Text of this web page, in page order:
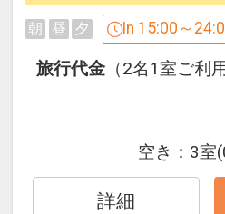
フロントスタッフは、
らスピードある応対を
お客様が安心・安全に
お過ごしいただけるよ
直前予約にも最適な
朝 昼 夕 In 15:00～
旅行代金 （2名1室ご利
空き： 3室
詳細